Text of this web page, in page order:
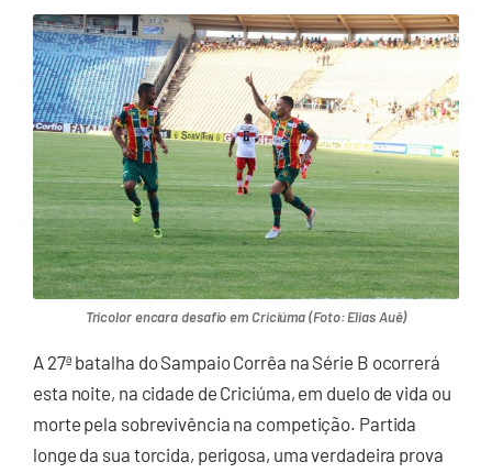
Tricolor encara desafio em Criciúma (Foto: Elias Auê)
A 27ª batalha do Sampaio Corrêa na Série B ocorrerá
esta noite, na cidade de Criciúma, em duelo de vida ou
morte pela sobrevivência na competição. Partida
longe da sua torcida, perigosa, uma verdadeira prova